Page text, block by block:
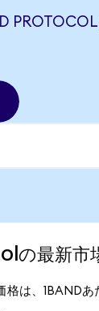
最新市
は、1BANDあ